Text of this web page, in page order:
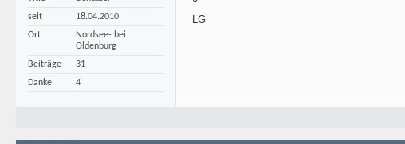
seit
18.04.2010
Ort
Nordsee- bei
Oldenburg
Beiträge
31
Danke
4
LG